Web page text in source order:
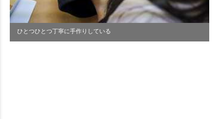
ひとつひとつ丁寧に手作りしている